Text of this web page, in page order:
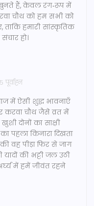
हैं, केवल रंग‑रूप में
चौथ को हम सभी को
ताकि हमारी सांस्कृतिक
हो।
में ऐसी शुद्ध भावनाएँ
चौथ जैसे व्रत में
दोनों का साक्षी
पहला किनारा दिखता
वह पीड़ा फिर से जाग
की भट्टी जल उठी
में हमें जीवंत रहने